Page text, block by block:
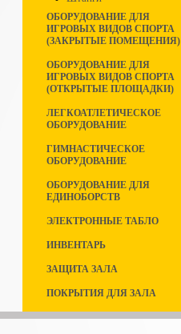
ОБОРУДОВАНИЕ ДЛЯ
ИГРОВЫХ ВИДОВ СПОРТА
(ЗАКРЫТЫЕ ПОМЕЩЕНИЯ)
ОБОРУДОВАНИЕ ДЛЯ
ИГРОВЫХ ВИДОВ СПОРТА
(ОТКРЫТЫЕ ПЛОЩАДКИ)
ЛЕГКОАТЛЕТИЧЕСКОЕ
ОБОРУДОВАНИЕ
ГИМНАСТИЧЕСКОЕ
ОБОРУДОВАНИЕ
ОБОРУДОВАНИЕ ДЛЯ
ЕДИНОБОРСТВ
ЭЛЕКТРОННЫЕ ТАБЛО
ИНВЕНТАРЬ
ЗАЩИТА ЗАЛА
ПОКРЫТИЯ ДЛЯ ЗАЛА